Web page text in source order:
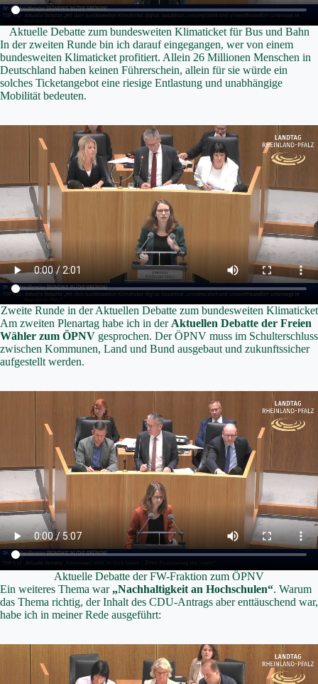
Aktuelle Debatte zum bundesweiten Klimaticket für Bus und Bahn
In der zweiten Runde bin ich darauf eingegangen, wer von einem
bundesweiten Klimaticket profitiert. Allein 26 Millionen Menschen in
Deutschland haben keinen Führerschein, allein für sie würde ein
solches Ticketangebot eine riesige Entlastung und unabhängige
Mobilität bedeuten.
Zweite Runde in der Aktuellen Debatte zum bundesweiten Klimaticket
Am zweiten Plenartag habe ich in der Aktuellen Debatte der Freien
Wähler zum ÖPNV gesprochen. Der ÖPNV muss im Schulterschluss
zwischen Kommunen, Land und Bund ausgebaut und zukunftssicher
aufgestellt werden.
Aktuelle Debatte der FW-Fraktion zum ÖPNV
Ein weiteres Thema war „Nachhaltigkeit an Hochschulen“. Warum
das Thema richtig, der Inhalt des CDU-Antrags aber enttäuschend war,
habe ich in meiner Rede ausgeführt: